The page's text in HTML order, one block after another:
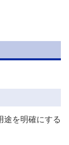
途を明確にする